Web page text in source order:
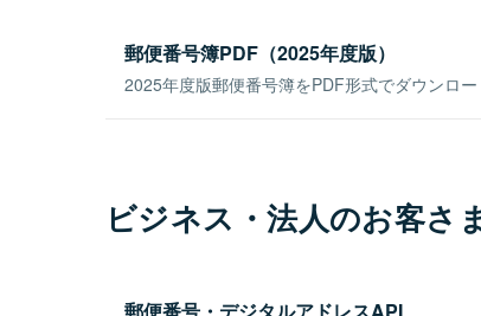
郵便番号簿PDF（2025年度版）
2025年度版郵便番号簿をPDF形式でダウンロー
ビジネス・法人のお客さ